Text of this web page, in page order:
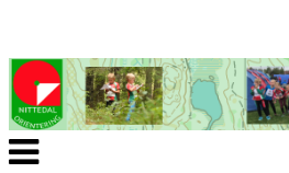
Veksle
navigasjon